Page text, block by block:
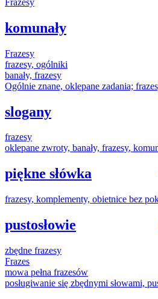
komunały
Frazesy
frazesy, ogólniki
banały, frazesy
Ogólnie znane, oklepane zadania;
slogany
frazesy
oklepane zwroty, banały, frazesy,
piękne słówka
frazesy, komplementy, obietnice bez
pustosłowie
zbędne frazesy
Frazes
mowa pełna frazesów
posługiwanie się zbędnymi słowami,